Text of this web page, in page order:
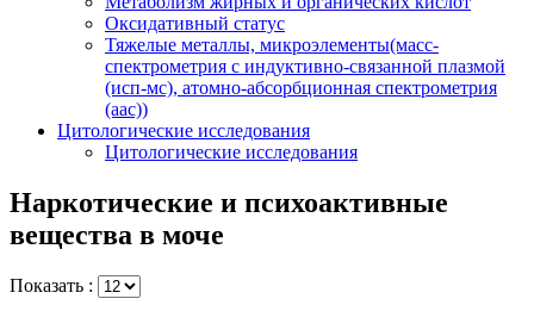
Оксидативный статус
Тяжелые металлы, микроэлементы(масс-
спектрометрия с индуктивно-связанной плазмой
(исп-мс), атомно-абсорбционная спектрометрия
(аас))
Цитологические исследования
Цитологические исследования
Наркотические и психоактивные
вещества в моче
Показать :